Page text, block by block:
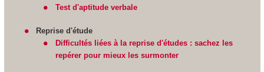
Test d'aptitude verbale
Reprise d'étude
Difficultés liées à la reprise d'études : sachez les
repérer pour mieux les surmonter